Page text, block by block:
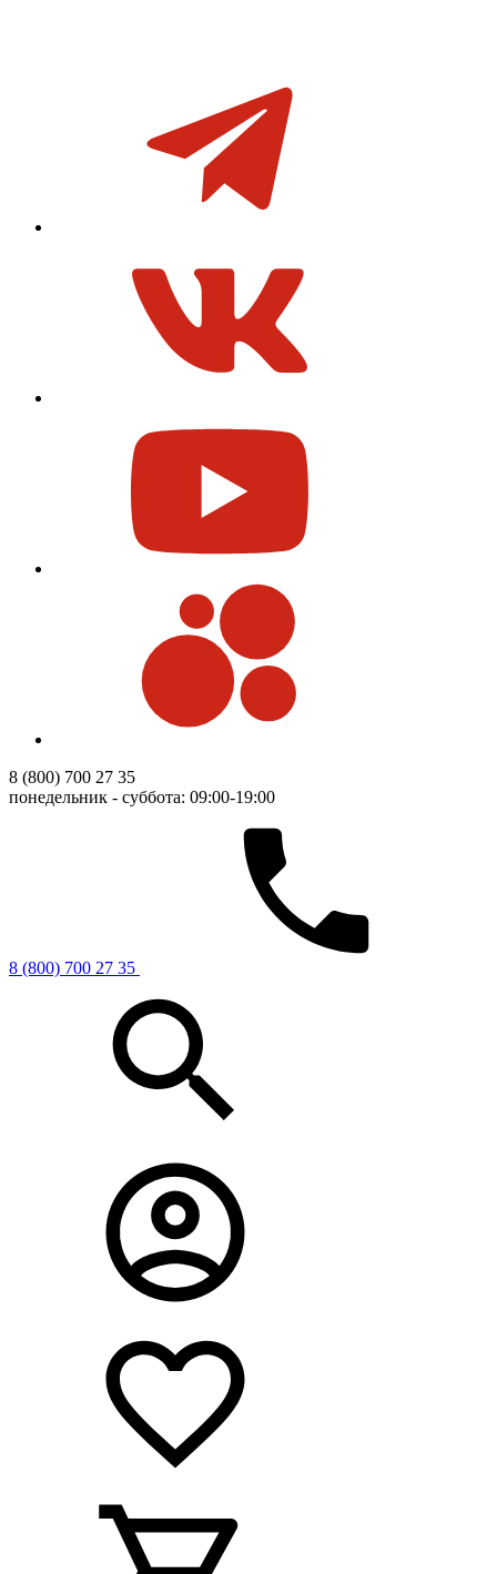
8 (800) 700 27 35
понедельник - суббота: 09:00-19:00
8 (800) 700 27 35